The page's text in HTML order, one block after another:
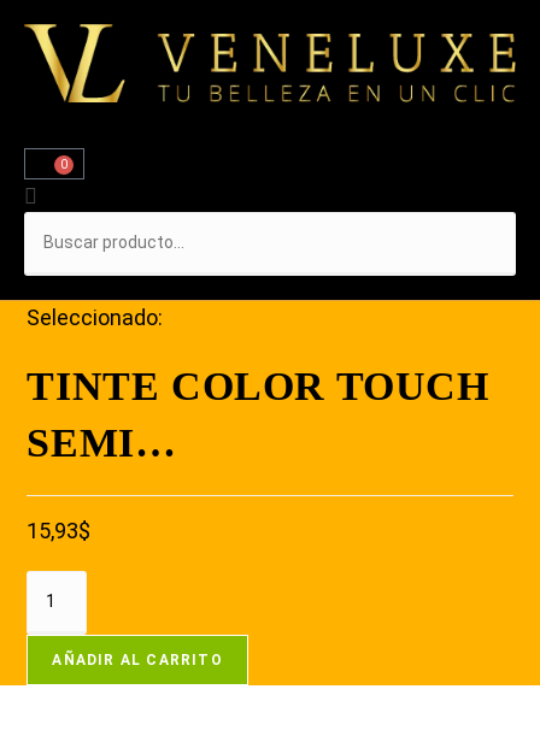
0
Seleccionado:
TINTE COLOR TOUCH
SEMI…
15,93$
AÑADIR AL CARRITO